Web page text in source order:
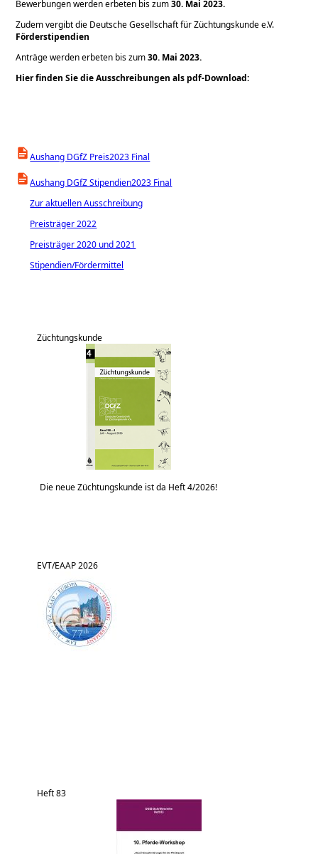
Bewerbungen werden erbeten bis zum30. Mai 2023.
Zudem vergibt die Deutsche Gesellschaft für Züchtungskunde e.V.
Förderstipendien
Anträge werden erbeten bis zum30. Mai 2023.
Hier finden Sie die Ausschreibungen als pdf-Download:
Aushang DGfZ Preis2023 Final
Aushang DGfZ Stipendien2023 Final
Zur aktuellen Ausschreibung
Preisträger 2022
Preisträger 2020 und 2021
Stipendien/Fördermittel
Züchtungskunde
Die neue Züchtungskunde ist da Heft 4/2026!
EVT/EAAP 2026
Heft 83